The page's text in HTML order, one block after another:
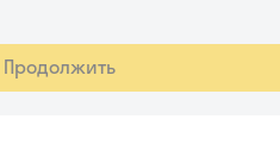
Продолжить